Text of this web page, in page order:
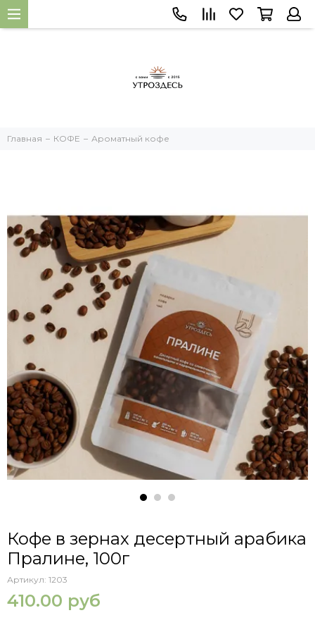
Главная КОФЕ Ароматный кофе
Кофе в зернах десертный арабика
Пралине, 100г
Артикул: 1203
410.00 руб